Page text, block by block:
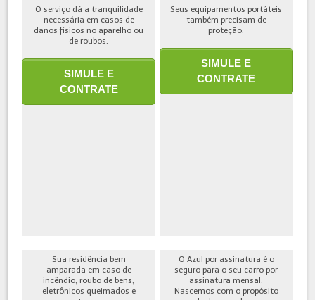
O serviço dá a tranquilidade
necessária em casos de
danos físicos no aparelho ou
de roubos.
SIMULE E
CONTRATE
Seus equipamentos portáteis
também precisam de
proteção.
SIMULE E
CONTRATE
Sua residência bem
amparada em caso de
incêndio, roubo de bens,
eletrônicos queimados e
O Azul por assinatura é o
seguro para o seu carro por
assinatura mensal.
Nascemos com o propósito